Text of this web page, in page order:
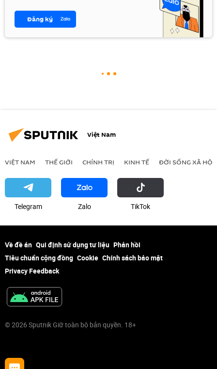
Đăng ký
Việt Nam
VIỆT NAM THẾ GIỚI CHÍNH TRỊ KINH TẾ ĐỜI SỐNG XÃ HỘI
Telegram Zalo ТikТоk
Về đề án Qui định sử dụng tư liệu Phản hồi
Tiêu chuẩn cộng đồng Cookie Chính sách bảo mật
Privacy Feedback
© 2026 Sputnik Giữ toàn bộ bản quyền. 18+